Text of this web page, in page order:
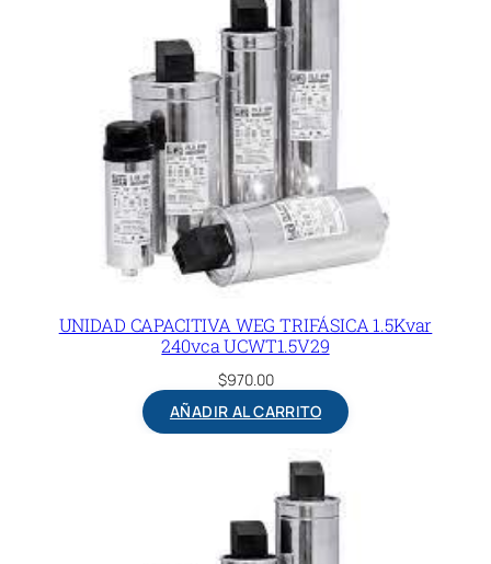
UNIDAD CAPACITIVA WEG TRIFÁSICA 1.5Kvar
240vca UCWT1.5V29
$970.00
AÑADIR AL CARRITO